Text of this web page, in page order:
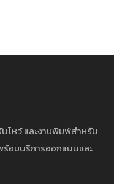
ไหว้ และงานพิมพ์สำหรับ
อมบริการออกแบบและ